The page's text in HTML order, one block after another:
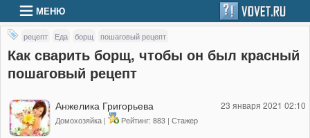
МЕНЮ
рецепт Еда борщ пошаговый рецепт
Как сварить борщ, чтобы он был красный
пошаговый рецепт
23 января 2021 02:10
Анжелика Григорьева
Домохозяйка | Рейтинг: 883 | Стажер